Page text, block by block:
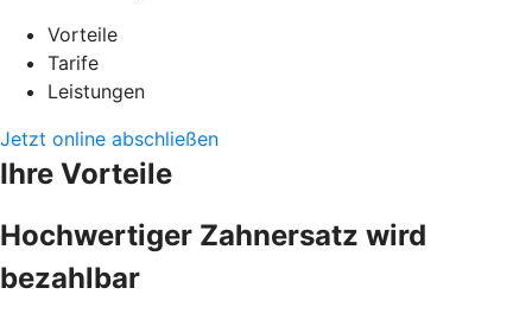
Vorteile
Tarife
Leistungen
Jetzt online abschließen
Ihre Vorteile
Hochwertiger Zahnersatz wird
bezahlbar